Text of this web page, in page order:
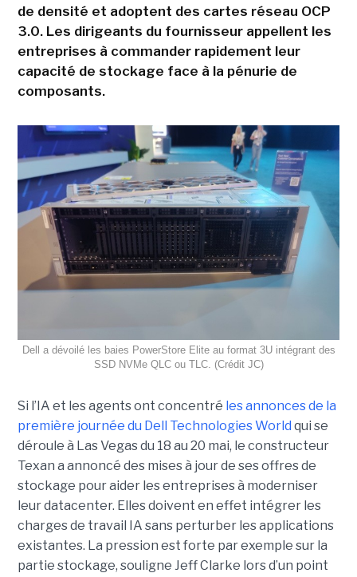
de densité et adoptent des cartes réseau OCP
3.0. Les dirigeants du fournisseur appellent les
entreprises à commander rapidement leur
capacité de stockage face à la pénurie de
composants.
Dell a dévoilé les baies PowerStore Elite au format 3U intégrant des
SSD NVMe QLC ou TLC. (Crédit JC)
Si l’IA et les agents ont concentré les annonces de la
première journée du Dell Technologies World qui se
déroule à Las Vegas du 18 au 20 mai, le constructeur
Texan a annoncé des mises à jour de ses offres de
stockage pour aider les entreprises à moderniser
leur datacenter. Elles doivent en effet intégrer les
charges de travail IA sans perturber les applications
existantes. La pression est forte par exemple sur la
partie stockage, souligne Jeff Clarke lors d’un point